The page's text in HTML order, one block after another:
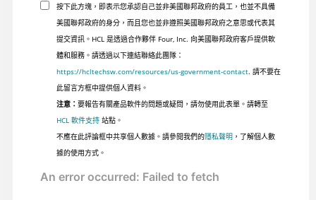
按下此方塊，即表示您承認自己並非美國聯邦政府的員工，也並不具備
美國聯邦政府的身分，而且您也並非遵照美國聯邦政府之意思或代表其
提交資訊。HCL 是透過合作夥伴 Four, Inc. 向美國聯邦政府客戶提供軟
體和服務。請透過以下連結聯絡此團隊：
https://hcltechsw.com/resources/us-government-contact. 請不要在
此留言方框中提供個人資料。
注意： 要報告有關產品軟件的問題或疑問，請勿使用此表單。請轉至
HCL 軟件支持站點。
不應在此評論框中共享個人數據。請參閱我們的隱私聲明，了解個人數
據的使用方式。